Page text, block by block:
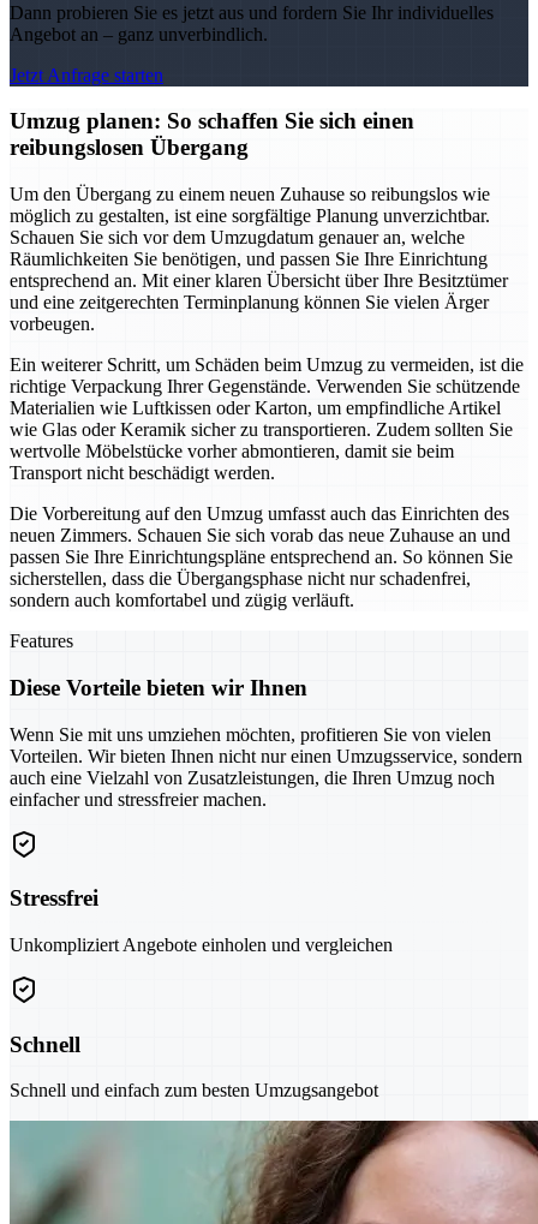
Dann probieren Sie es jetzt aus und fordern Sie Ihr individuelles
Angebot an – ganz unverbindlich.
Jetzt Anfrage starten
Umzug planen: So schaffen Sie sich einen
reibungslosen Übergang
Um den Übergang zu einem neuen Zuhause so reibungslos wie
möglich zu gestalten, ist eine sorgfältige Planung unverzichtbar.
Schauen Sie sich vor dem Umzugdatum genauer an, welche
Räumlichkeiten Sie benötigen, und passen Sie Ihre Einrichtung
entsprechend an. Mit einer klaren Übersicht über Ihre Besitztümer
und eine zeitgerechten Terminplanung können Sie vielen Ärger
vorbeugen.
Ein weiterer Schritt, um Schäden beim Umzug zu vermeiden, ist die
richtige Verpackung Ihrer Gegenstände. Verwenden Sie schützende
Materialien wie Luftkissen oder Karton, um empfindliche Artikel
wie Glas oder Keramik sicher zu transportieren. Zudem sollten Sie
wertvolle Möbelstücke vorher abmontieren, damit sie beim
Transport nicht beschädigt werden.
Die Vorbereitung auf den Umzug umfasst auch das Einrichten des
neuen Zimmers. Schauen Sie sich vorab das neue Zuhause an und
passen Sie Ihre Einrichtungspläne entsprechend an. So können Sie
sicherstellen, dass die Übergangsphase nicht nur schadenfrei,
sondern auch komfortabel und zügig verläuft.
Features
Diese Vorteile bieten wir Ihnen
Wenn Sie mit uns umziehen möchten, profitieren Sie von vielen
Vorteilen. Wir bieten Ihnen nicht nur einen Umzugsservice, sondern
auch eine Vielzahl von Zusatzleistungen, die Ihren Umzug noch
einfacher und stressfreier machen.
Stressfrei
Unkompliziert Angebote einholen und vergleichen
Schnell
Schnell und einfach zum besten Umzugsangebot